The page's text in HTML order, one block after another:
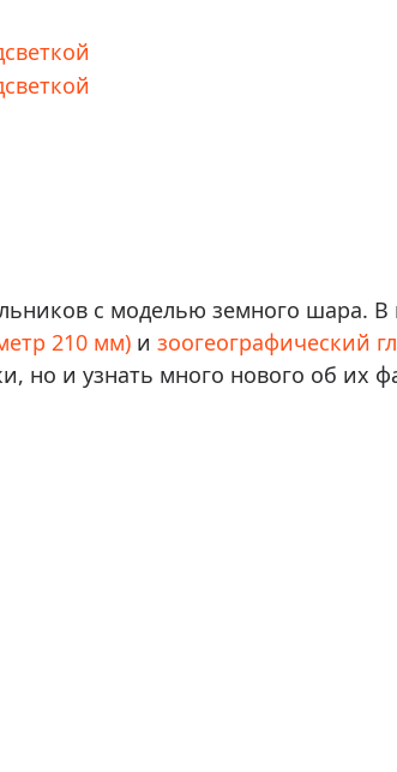
с моделью земного шара. В
210 мм) и зоогеографический
но и узнать много нового об их